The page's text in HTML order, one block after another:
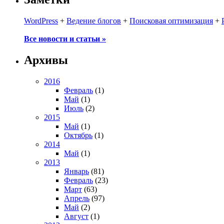
WordPress + Ведение блогов + Поисковая оптимизация +
Все новости и статьи »
Архивы
2016
Февраль (1)
Май (1)
Июль (2)
2015
Май (1)
Октябрь (1)
2014
Май (1)
2013
Январь (81)
Февраль (23)
Март (63)
Апрель (97)
Май (2)
Август (1)